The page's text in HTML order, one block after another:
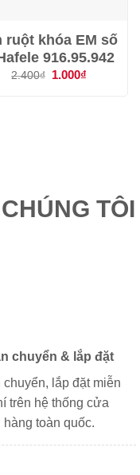
ruột khóa EM số
916.95.942
2.400₫
Giá
1.000₫
TÔI
chuyển & lắp đặt
chuyển, lắp đặt miễn
trên hệ thống cửa
hàng toàn quốc.